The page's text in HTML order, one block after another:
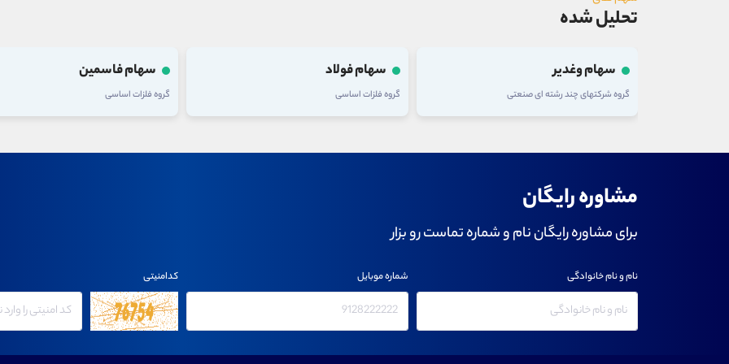
تحلیل شده
سهام وغدیر
گروه شرکتهای چند رشته ای صنعتی
سهام فولاد
گروه فلزات اساسی
سهام فاسمین
گروه فلزات اساسی
مشاوره رایگان
برای مشاوره رایگان نام و شماره تماست رو بزار
نام و نام خانوادگی شماره موبایل کدامنیتی